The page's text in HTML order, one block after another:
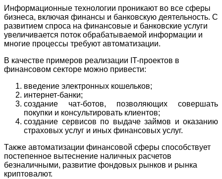
Информационные технологии проникают во все сферы
бизнеса, включая финансы и банковскую деятельность. С
развитием спроса на финансовые и банковские услуги
увеличивается поток обрабатываемой информации и
многие процессы требуют автоматизации.
В качестве примеров реализации IT-проектов в
финансовом секторе можно привести:
введение электронных кошельков;
интернет-банки;
создание чат-ботов, позволяющих совершать
покупки и консультировать клиентов;
создание сервисов по выдаче займов и оказанию
страховых услуг и иных финансовых услуг.
Также автоматизации финансовой сферы способствует
постепенное вытеснение наличных расчетов
безналичными, развитие фондовых рынков и рынка
криптовалют.